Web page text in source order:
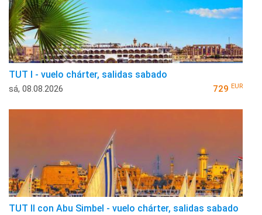
TUT I - vuelo chárter, salidas sabado
sá, 08.08.2026 729 EUR
TUT II con Abu Simbel - vuelo chárter, salidas sabado